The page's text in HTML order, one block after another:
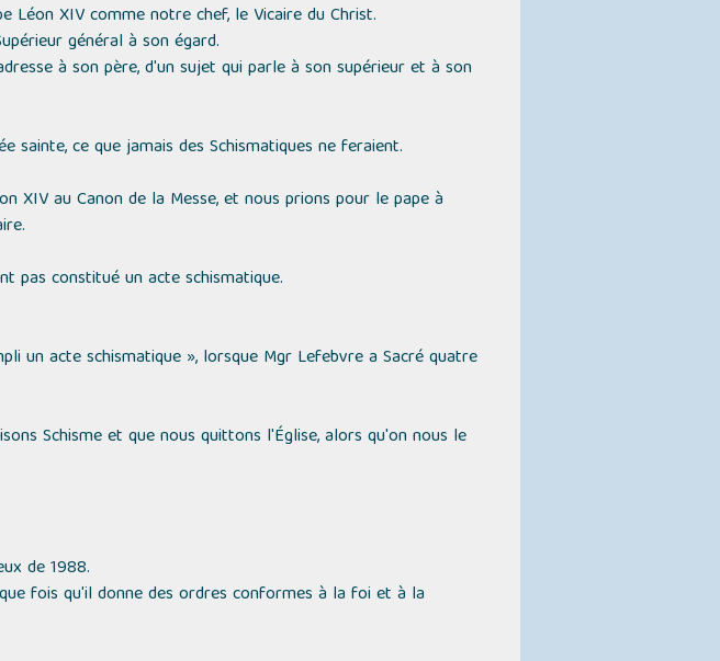
Léon XIV comme notre chef, le Vicaire du Christ.
général à son égard.
à son père, d'un sujet qui parle à son supérieur et à son
sainte, ce que jamais des Schismatiques ne feraient.
XIV au Canon de la Messe, et nous prions pour le pape à
pas constitué un acte schismatique.
un acte schismatique », lorsque Mgr Lefebvre a Sacré quatre
Schisme et que nous quittons l'Église, alors qu'on nous le
de 1988.
fois qu'il donne des ordres conformes à la foi et à la